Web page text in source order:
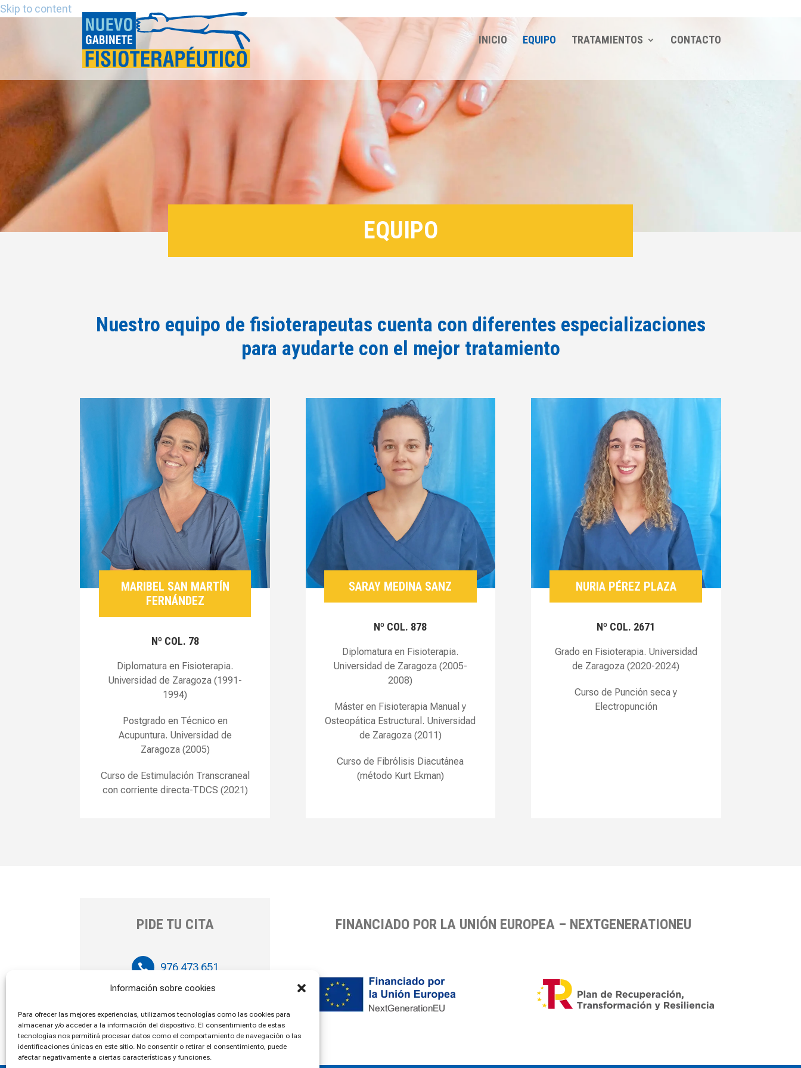
Skip to content
Información sobre cookies
Para ofrecer las mejores experiencias, utilizamos tecnologías como las cookies para
almacenar y/o acceder a la información del dispositivo. El consentimiento de estas
tecnologías nos permitirá procesar datos como el comportamiento de navegación o las
identificaciones únicas en este sitio. No consentir o retirar el consentimiento, puede
afectar negativamente a ciertas características y funciones.
INICIO EQUIPO TRATAMIENTOS CONTACTO
EQUIPO
Nuestro equipo de fisioterapeutas cuenta con diferentes especializaciones
para ayudarte con el mejor tratamiento
MARIBEL SAN MARTÍN
FERNÁNDEZ
Nº COL. 78
Diplomatura en Fisioterapia.
Universidad de Zaragoza (1991-
1994)
Postgrado en Técnico en
Acupuntura. Universidad de
Zaragoza (2005)
Curso de Estimulación Transcraneal
con corriente directa-TDCS (2021)
SARAY MEDINA SANZ
Nº COL. 878
Diplomatura en Fisioterapia.
Universidad de Zaragoza (2005-
2008)
Máster en Fisioterapia Manual y
Osteopática Estructural. Universidad
de Zaragoza (2011)
Curso de Fibrólisis Diacutánea
(método Kurt Ekman)
NURIA PÉREZ PLAZA
Nº COL. 2671
Grado en Fisioterapia. Universidad
de Zaragoza (2020-2024)
Curso de Punción seca y
Electropunción
PIDE TU CITA
 976 473 651
FINANCIADO POR LA UNIÓN EUROPEA – NEXTGENERATIONEU